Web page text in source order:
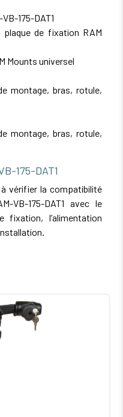
175-DAT1
plaque de fixation RAM
Mounts universel
montage, bras, rotule,
montage, bras, rotule,
175-DAT1
vérifier la compatibilité
VB-175-DAT1 avec le
l’alimentation